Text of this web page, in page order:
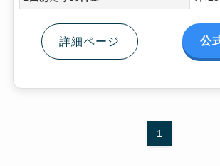
詳細ページ 公
1